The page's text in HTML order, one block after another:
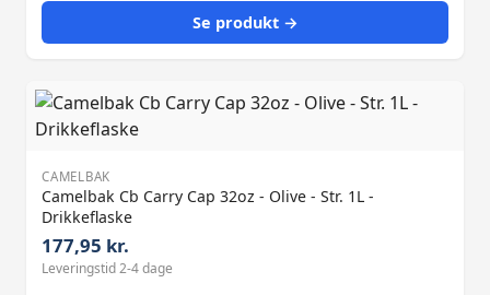
Se produkt →
CAMELBAK
Camelbak Cb Carry Cap 32oz - Olive - Str. 1L -
Drikkeflaske
177,95 kr.
Leveringstid 2-4 dage